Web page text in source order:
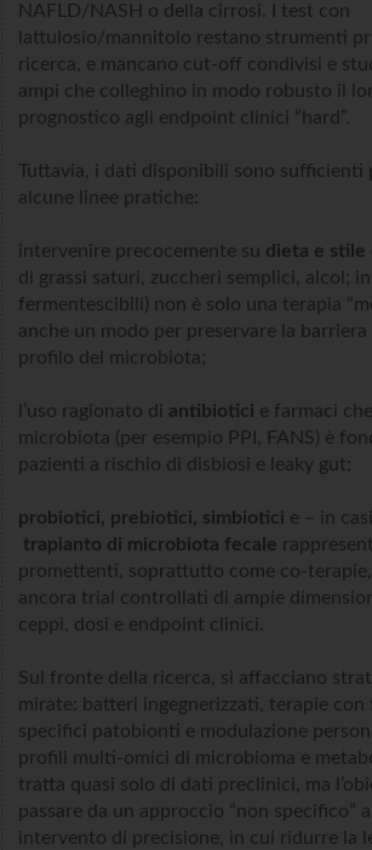
NAFLD/NASH o della cirrosi. I test con
lattulosio/mannitolo restano strumenti
ricerca, e mancano cut-off condivisi e
ampi che colleghino in modo robusto il
prognostico agli endpoint clinici “hard”.
Tuttavia, i dati disponibili sono sufficienti
alcune linee pratiche:
intervenire precocemente su dieta e stile
di grassi saturi, zuccheri semplici, alcol;
fermentescibili) non è solo una terapia
anche un modo per preservare la barriera
profilo del microbiota;
l’uso ragionato di antibiotici e farmaci
microbiota (per esempio PPI, FANS) è
pazienti a rischio di disbiosi e leaky gut;
probiotici, prebiotici, simbiotici e – in
trapianto di microbiota fecale
promettenti, soprattutto come co-terapie,
ancora trial controllati di ampie
ceppi, dosi e endpoint clinici.
Sul fronte della ricerca, si affacciano
mirate: batteri ingegnerizzati, terapie con
specifici patobionti e modulazione
profili multi-omici di microbioma e
tratta quasi solo di dati preclinici, ma
passare da un approccio “non specifico”
intervento di precisione, in cui ridurre la